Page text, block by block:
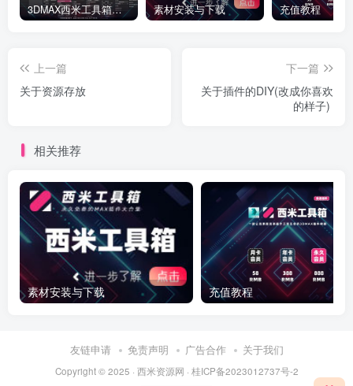
3DMAX西米工具箱下载 素材安装与下载 充值教程
上一篇
关于资源存放
下一篇
关于插件的DIY(改成你喜欢
的样子)
相关推荐
素材安装与下载 充值教程
友链申请 免责声明 广告合作 关于我们
Copyright © 2025 · 西米资源网 · 桂ICP备2023012737号-2